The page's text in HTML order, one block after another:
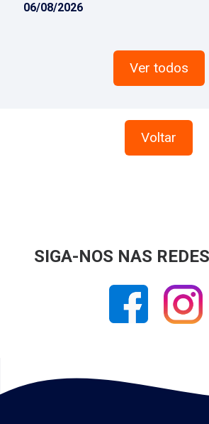
06/08/2026
Ver todos
Voltar
SIGA-NOS NAS